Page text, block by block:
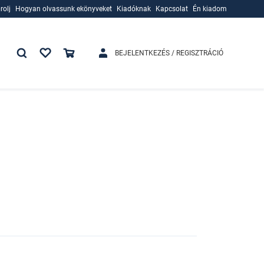
Hogyan olvassunk ekönyveket
Kiadóknak
Kapcsolat Én kiadom
BEJELENTKEZÉS / REGISZTRÁCIÓ